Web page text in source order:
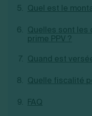
Ouverture compte
Création
Quel est le
Quelles sont les
prime PPV ?
Quand est
Quelle fiscalité
FAQ